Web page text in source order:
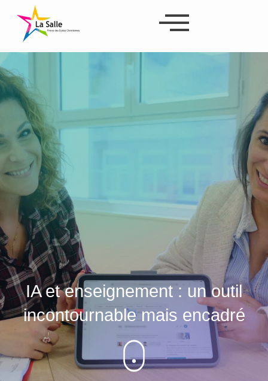
IA et enseignement : un outil
incontournable mais encadré